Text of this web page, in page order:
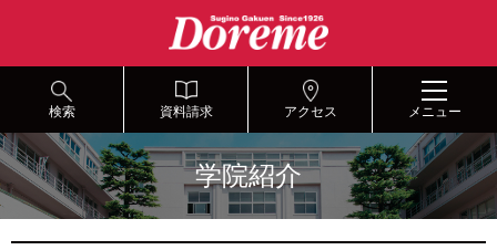
ナ
ビ
ゲ
ー
ビ
ゲ
ー
シ
アクセス
資料請求
検索 メニュー
学院紹介